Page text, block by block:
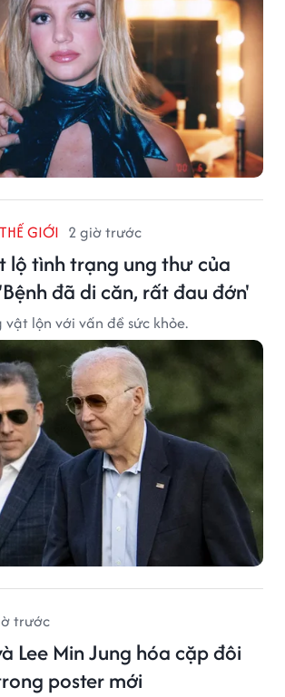
GIỚI 2 giờ trước
lộ tình trạng ung thư của
đã di căn, rất đau đớn'
vật lộn với vấn đề sức khỏe.
trước
Lee Min Jung hóa cặp đôi
poster mới